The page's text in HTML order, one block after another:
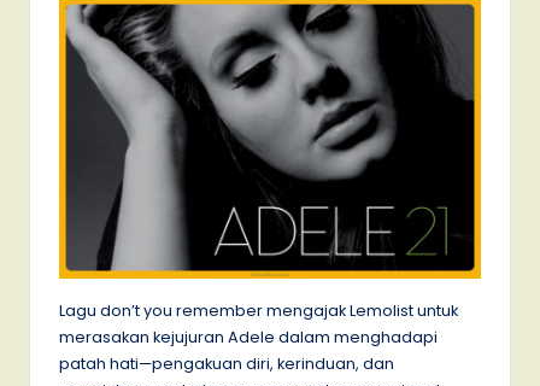
Lagu don’t you remember mengajak Lemolist untuk
merasakan kejujuran Adele dalam menghadapi
patah hati—pengakuan diri, kerinduan, dan